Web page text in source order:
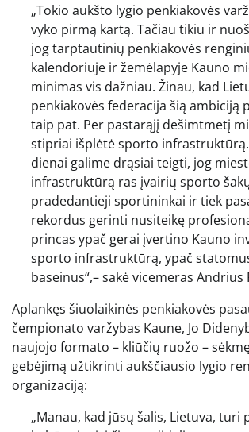
„Tokio aukšto lygio penkiakovės
vyko pirmą kartą. Tačiau tikiu ir
jog tarptautinių penkiakovės
kalendoriuje ir žemėlapyje Kauno
minimas vis dažniau. Žinau, kad
penkiakovės federacija šią ambiciją
taip pat. Per pastarąjį dešimtmetį
stipriai išplėtė sporto
dienai galime drąsiai teigti, jog
infrastruktūrą ras įvairių sporto
pradedantieji sportininkai ir tiek
rekordus gerinti nusiteikę
princas ypač gerai įvertino Kauno
sporto infrastruktūrą, ypač
baseinus“,– sakė vicemeras Andrius
Aplankęs šiuolaikinės penkiakovės
čempionato varžybas Kaune, Jo
naujojo formato – kliūčių ruožo –
gebėjimą užtikrinti aukščiausio lygio
organizaciją:
„Manau, kad jūsų šalis, Lietuva, turi